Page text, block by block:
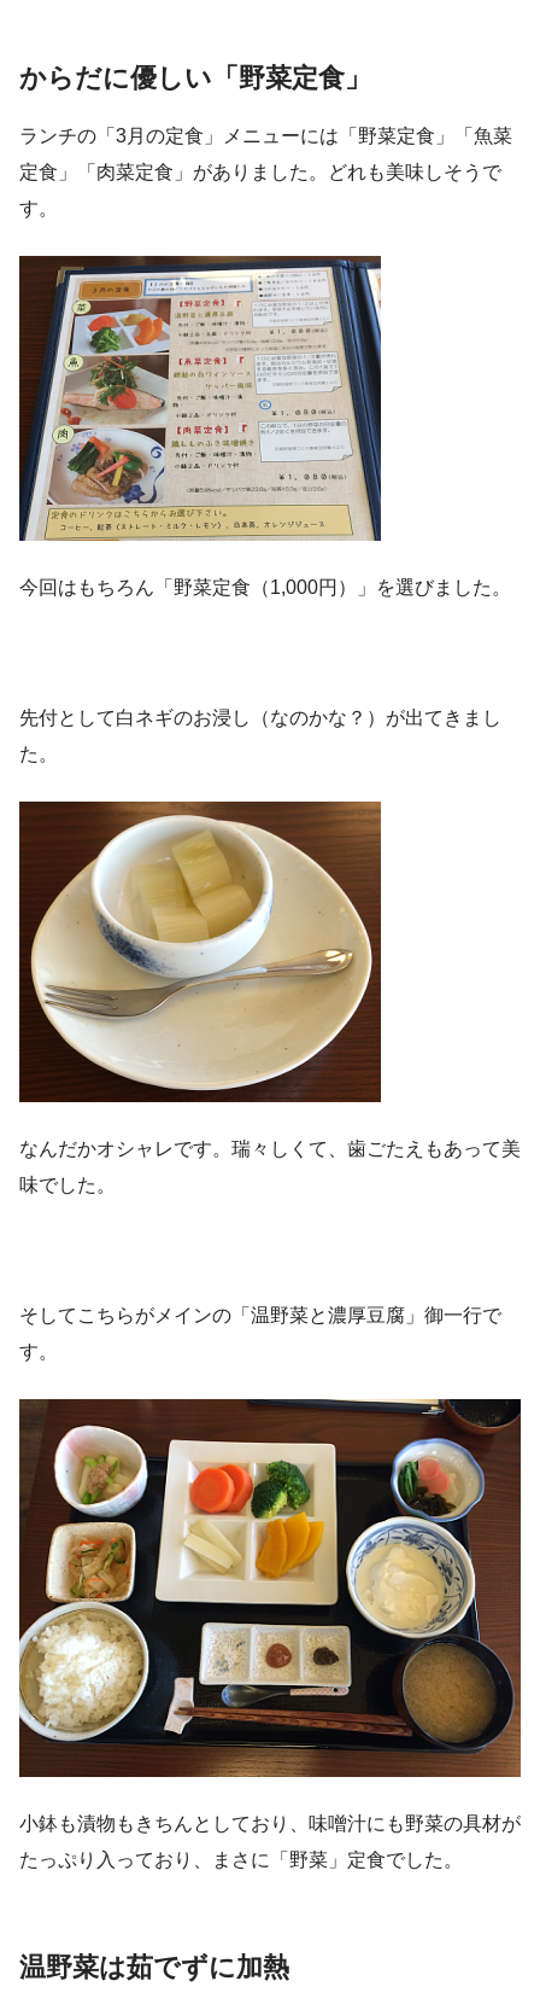
からだに優しい「野菜定食」
ランチの「3月の定食」メニューには「野菜定食」「魚菜
定食」「肉菜定食」がありました。どれも美味しそうで
す。
今回はもちろん「野菜定食（1,000円）」を選びました。
先付として白ネギのお浸し（なのかな？）が出てきまし
た。
なんだかオシャレです。瑞々しくて、歯ごたえもあって美
味でした。
そしてこちらがメインの「温野菜と濃厚豆腐」御一行で
す。
小鉢も漬物もきちんとしており、味噌汁にも野菜の具材が
たっぷり入っており、まさに「野菜」定食でした。
温野菜は茹でずに加熱